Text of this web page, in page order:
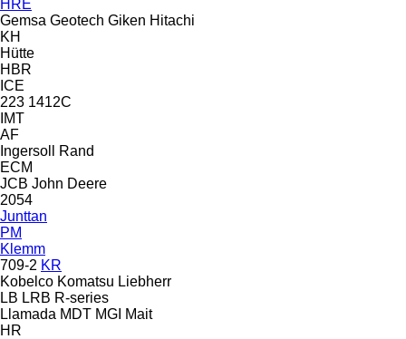
HRE
Gemsa Geotech Giken Hitachi
KH
Hütte
HBR
ICE
223 1412C
IMT
AF
Ingersoll Rand
ECM
JCB John Deere
2054
Junttan
PM
Klemm
709-2 KR
Kobelco Komatsu Liebherr
LB LRB R-series
Llamada MDT MGI Mait
HR